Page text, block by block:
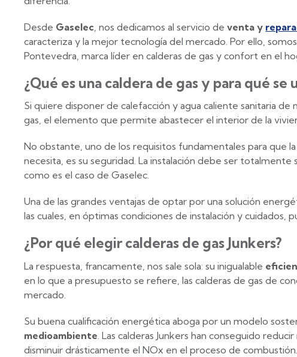
Desde Gaselec , nos dedicamos al servicio deventa y
caracteriza y la mejor tecnología del mercado. Por ello,
Pontevedra, marca líder en calderas de gas y confort en el
¿Qué es una caldera de gas y para qué se
Si quiere disponer de calefacción y agua caliente sanitaria
gas, el elemento que permite abastecer el interior de la
No obstante, uno de los requisitos fundamentales para que
necesita, es su seguridad. La instalación debe ser totalmente
como es el caso de Gaselec.
Una de las grandes ventajas de optar por una solución
las cuales, en óptimas condiciones de instalación y cuidados,
¿Por qué elegir calderas de gas Junkers?
La respuesta, francamente, nos sale sola: su inigualable
en lo que a presupuesto se refiere, las calderas de gas de
mercado.
Su buena cualificación energética aboga por un modelo
medioambiente . Las calderas Junkers han conseguido
disminuir drásticamente el NOx en el proceso de